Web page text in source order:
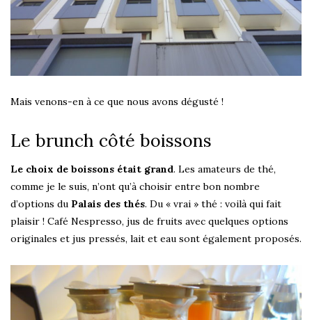
Mais venons-en à ce que nous avons dégusté !
Le brunch côté boissons
Le choix de boissons était grand. Les amateurs de thé,
comme je le suis, n’ont qu’à choisir entre bon nombre
d’options du Palais des thés. Du « vrai » thé : voilà qui fait
plaisir ! Café Nespresso, jus de fruits avec quelques options
originales et jus pressés, lait et eau sont également proposés.